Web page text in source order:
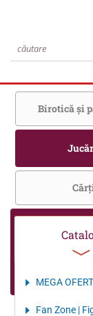
Birotică şi
MEGA
Fan Zone |